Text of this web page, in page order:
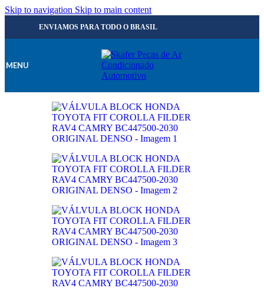
Skip to navigation Skip to main content
ENVIAMOS PARA TODO O BRASIL
MENU